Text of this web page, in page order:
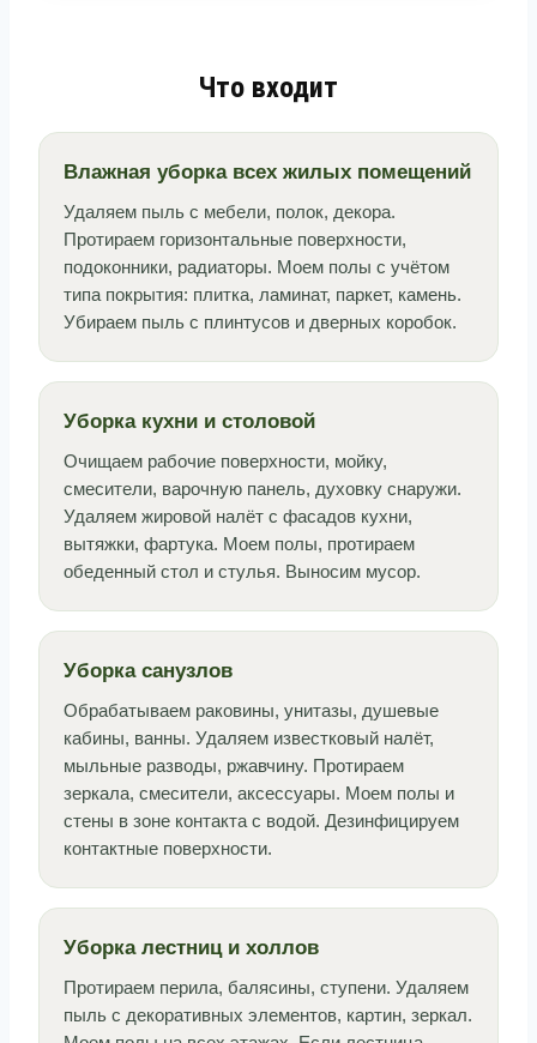
Что входит
Влажная уборка всех жилых помещений
Удаляем пыль с мебели, полок, декора.
Протираем горизонтальные поверхности,
подоконники, радиаторы. Моем полы с учётом
типа покрытия: плитка, ламинат, паркет, камень.
Убираем пыль с плинтусов и дверных коробок.
Уборка кухни и столовой
Очищаем рабочие поверхности, мойку,
смесители, варочную панель, духовку снаружи.
Удаляем жировой налёт с фасадов кухни,
вытяжки, фартука. Моем полы, протираем
обеденный стол и стулья. Выносим мусор.
Уборка санузлов
Обрабатываем раковины, унитазы, душевые
кабины, ванны. Удаляем известковый налёт,
мыльные разводы, ржавчину. Протираем
зеркала, смесители, аксессуары. Моем полы и
стены в зоне контакта с водой. Дезинфицируем
контактные поверхности.
Уборка лестниц и холлов
Протираем перила, балясины, ступени. Удаляем
пыль с декоративных элементов, картин, зеркал.